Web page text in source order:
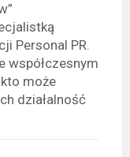
Personal PR.
współczesnym
może
działalność